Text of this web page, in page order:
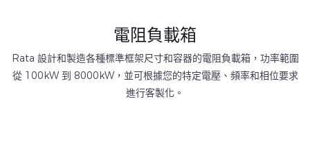
電阻負載箱
Rata 設計和製造各種標準框架尺寸和容器的電阻負載箱，功率範圍
從 100kW 到 8000kW，並可根據您的特定電壓、頻率和相位要求
進行客製化。